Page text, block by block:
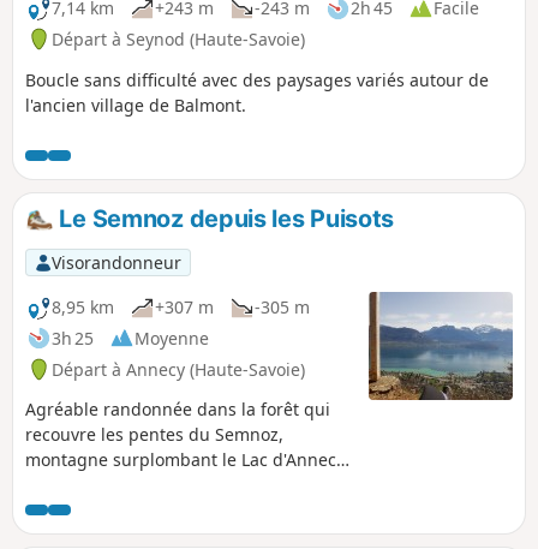
7,14 km
+243 m -243 m 2h 45
Facile
Départ à Seynod (Haute-Savoie)
Boucle sans difficulté avec des paysages variés autour de
l'ancien village de Balmont.
Le Semnoz depuis les Puisots
Visorandonneur
8,95 km
+307 m
-305 m
3h 25
Moyenne
Départ à Annecy (Haute-Savoie)
Agréable randonnée dans la forêt qui
recouvre les pentes du Semnoz,
montagne surplombant le Lac d'Annecy
de vue sur le lac et son environnement
sont au menu.